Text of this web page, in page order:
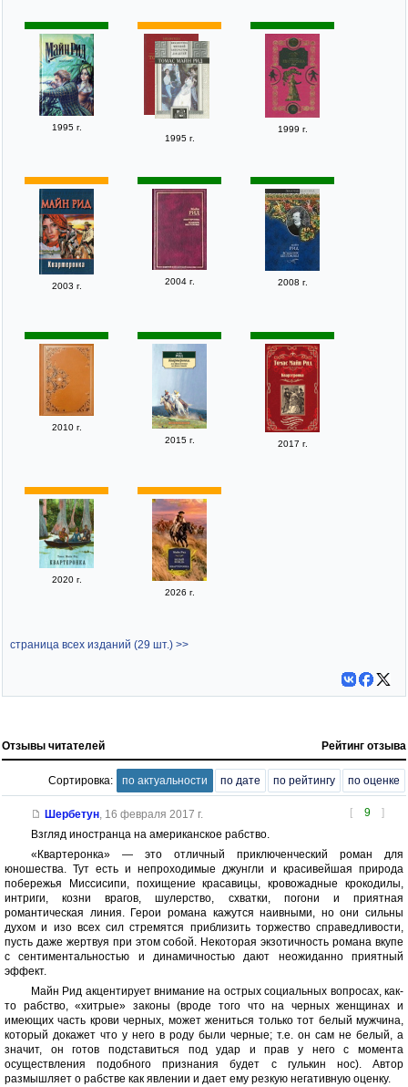
1995 г.
1995 г.
1999 г.
2003 г. 2004 г. 2008 г.
2010 г.
2015 г.
2017 г.
2020 г.
2026 г.
страница всех изданий (29 шт.) >>
Отзывы читателей Рейтинг отзыва
Сортировка: по актуальности по дате по рейтингу по оценке
[ 9 ]
Шербетун, 16 февраля 2017 г.
Взгляд иностранца на американское рабство.
«Квартеронка» — это отличный приключенческий роман для
юношества. Тут есть и непроходимые джунгли и красивейшая природа
побережья Миссисипи, похищение красавицы, кровожадные крокодилы,
интриги, козни врагов, шулерство, схватки, погони и приятная
романтическая линия. Герои романа кажутся наивными, но они сильны
духом и изо всех сил стремятся приблизить торжество справедливости,
пусть даже жертвуя при этом собой. Некоторая экзотичность романа вкупе
с сентиментальностью и динамичностью дают неожиданно приятный
эффект.
Майн Рид акцентирует внимание на острых социальных вопросах, как-
то рабство, «хитрые» законы (вроде того что на черных женщинах и
имеющих часть крови черных, может жениться только тот белый мужчина,
который докажет что у него в роду были черные; т.е. он сам не белый, а
значит, он готов подставиться под удар и прав у него с момента
осуществления подобного признания будет с гулькин нос). Автор
размышляет о рабстве как явлении и дает ему резкую негативную оценку.